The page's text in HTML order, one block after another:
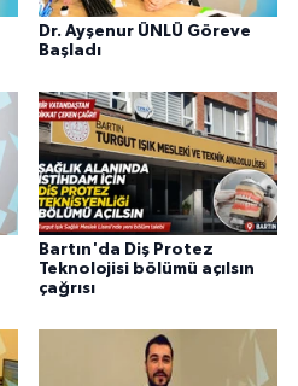
Dr. Ayşenur ÜNLÜ Göreve
Başladı
Bartın'da Diş Protez
Teknolojisi bölümü açılsın
çağrısı